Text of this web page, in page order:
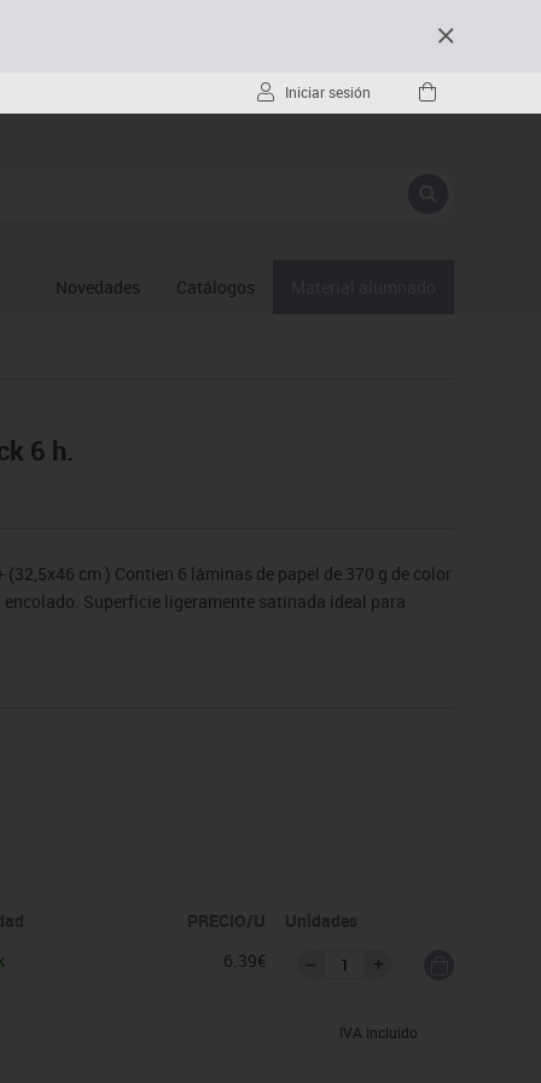
Iniciar sesión
Novedades Catálogos
6 h.
cm ) Contien 6 láminas de papel de 370 g de color
Superficie ligeramente satinada ideal para
PRECIO/U
Unidades
6.39€
IVA incluido